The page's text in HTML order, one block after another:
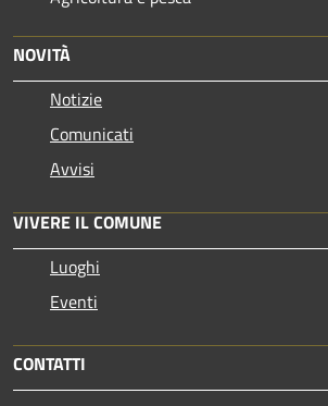
NOVITÀ
Notizie
Comunicati
Avvisi
VIVERE IL COMUNE
Luoghi
Eventi
CONTATTI